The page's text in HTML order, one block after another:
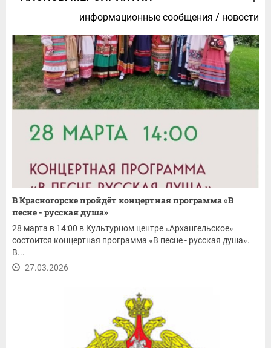
информационные сообщения / новости
В Красногорске пройдёт концертная программа «В
песне - русская душа»
28 марта в 14:00 в Культурном центре «Архангельское»
состоится концертная программа «В песне - русская душа».
В...
27.03.2026